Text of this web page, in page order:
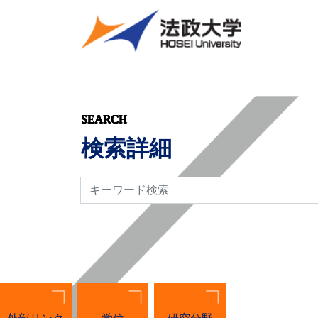
SEARCH
検索詳細
検索